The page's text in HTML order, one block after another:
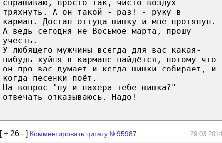
спрашиваю, просто так, чисто воздух
тряхнуть. А он такой - раз! - руку в
карман. Достал оттуда шишку и мне протянул.
А ведь сегодня не Восьмое марта, прошу
учесть.
У любящего мужчины всегда для вас какая-
нибудь хуйня в кармане найдётся, потому что
он про вас думает и когда шишки собирает, и
когда песенки поёт.
На вопрос "ну и нахера тебе шишка?"
отвечать отказываюсь. Надо!
[+ 26 - ] Комментировать цитату №95987 29.03.2014